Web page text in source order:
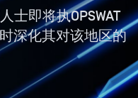
士即将执OPSWAT
深化其对该地区的